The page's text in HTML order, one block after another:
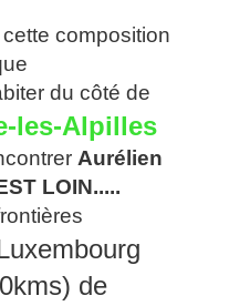
composition
du côté de
les-Alpilles
Aurélien
LOIN.....
de